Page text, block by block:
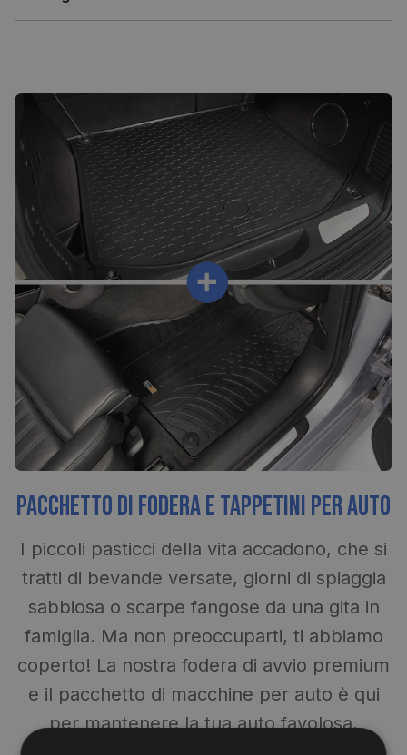
Pacchetto di fodera e tappetini per auto
I piccoli pasticci della vita accadono, che si
tratti di bevande versate, giorni di spiaggia
sabbiosa o scarpe fangose ​​da una gita in
famiglia. Ma non preoccuparti, ti abbiamo
coperto! La nostra fodera di avvio premium
e il pacchetto di macchine per auto è qui
per mantenere la tua auto favolosa,